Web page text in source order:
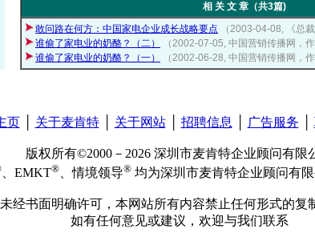
相 关 文 章（共3篇)
敢问路在何方：中国家电企业成长战略要点
（2003-04-08, 《总
谁偷了家电业的奶酪？（二）
（2002-07-05, 中国营销传播网，
谁偷了家电业的奶酪？（一）
（2002-06-28, 中国营销传播网，
页│ 关于麦肯特│ 关于网站│ 招聘信息 广告服务
版权所有©2000－2026 深圳市麦肯特企业顾问有限
、EMKT® 、情境领导® 均为深圳市麦肯特企业顾问有
未经书面明确许可，本网站所有内容禁止任何形式的复
如有任何意见或建议，欢迎与我们联系